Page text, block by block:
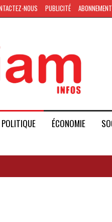
NOUS PUBLICITÉ ABONNEMENT
POLITIQUE ÉCONOMIE